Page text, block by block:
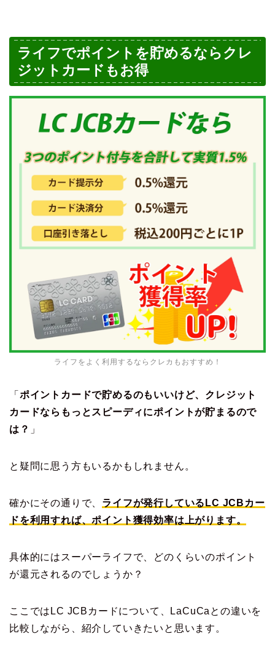
ライフでポイントを貯めるならクレ
ジットカードもお得
ライフをよく利用するならクレカもおすすめ！
「 ポイントカードで貯めるのもいいけど、クレジット
カードならもっとスピーディにポイントが貯まるので
は？ 」
と疑問に思う方もいるかもしれません。
確かにその通りで、 ライフが発行しているLC JCBカー
ドを利用すれば、ポイント獲得効率は上がります。
具体的にはスーパーライフで、どのくらいのポイント
が還元されるのでしょうか？
ここではLC JCBカードについて、LaCuCaとの違いを
比較しながら、紹介していきたいと思います。